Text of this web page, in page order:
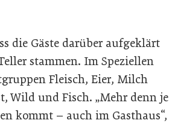
die Gäste darüber aufgeklärt
stammen. Im Speziellen
Fleisch, Eier, Milch
Wild und Fisch. „Mehr denn je
kommt – auch im Gasthaus“,